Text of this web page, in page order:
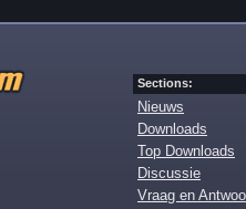
Sections:
Nieuws
Downloads
Top Downloads
Discussie
Vraag en